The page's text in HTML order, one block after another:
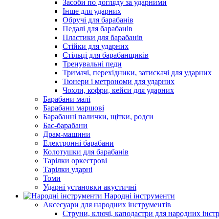
Засоби по догляду за ударними
Інше для ударних
Обручі для барабанів
Педалі для барабанів
Пластики для барабанів
Стійки для ударних
Стільці для барабанщиків
Тренувальні педи
Тримачі, перехідники, затискачі для ударних
Тюнери і метрономи для ударних
Чохли, кофри, кейси для ударних
Барабани малі
Барабани маршові
Барабанні палички, щітки, родси
Бас-барабани
Драм-машини
Електронні барабани
Колотушки для барабанів
Тарілки оркестрові
Тарілки ударні
Томи
Ударні установки акустичні
Народні інструменти
Аксесуари для народних інструментів
Струни, ключі, каподастри для народних